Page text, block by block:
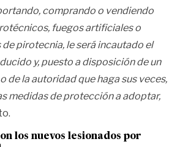
comprando o vendiendo
fuegos artificiales o
pirotecnia, le será incautado el
y, puesto a disposición de un
de la autoridad que haga sus veces,
medidas de protección a adoptar,
los nuevos lesionados por